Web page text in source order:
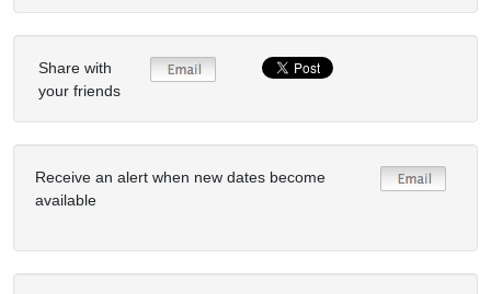
Share with
your friends
Receive an alert when new dates become
available